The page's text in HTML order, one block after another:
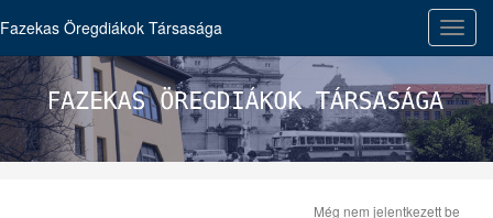
Fazekas Öregdiákok Társasága
Még nem jelentkezett be